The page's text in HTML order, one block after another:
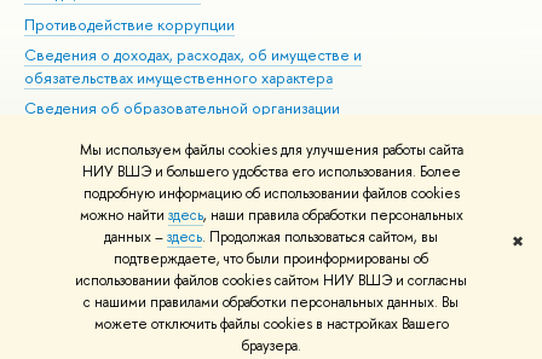
Мы используем файлы cookies для улучшения работы сайта
НИУ ВШЭ и большего удобства его использования. Более
подробную информацию об использовании файлов cookies
можно найти здесь, наши правила обработки персональных
данных –здесь. Продолжая пользоваться сайтом, вы
подтверждаете, что были проинформированы об
использовании файлов cookies сайтом НИУ ВШЭ и согласны
с нашими правилами обработки персональных данных. Вы
можете отключить файлы cookies в настройках Вашего
браузера.
✖
Противодействие коррупции
Сведения о доходах, расходах, об имуществе и
обязательствах имущественного характера
Сведения об образовательной организации
Людям с ограниченными возможностями здоровья
Единая платежная страница
Работа в Вышке
© НИУ ВШЭ 1993–2026 Адреса и контакты Условия использования
материалов Политика конфиденциальности Карта сайта
Шрифты HSE Sans и HSE Slab разработаны вШколе дизайна НИУ ВШЭ